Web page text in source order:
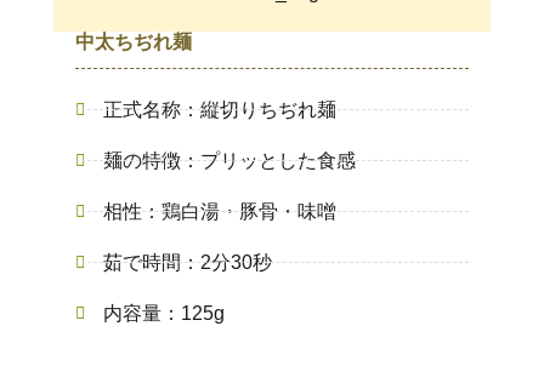
中太ちぢれ麺
正式名称：縦切りちぢれ麺
麺の特徴：プリッとした食感
相性：鶏白湯・豚骨・味噌
茹で時間：2分30秒
内容量：125g